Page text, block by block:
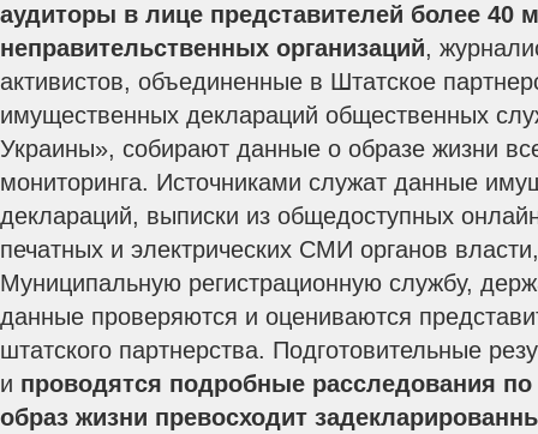
аудиторы в лице представителей более 40
неправительственных организаций,
активистов, объединенные в Штатское
имущественных деклараций общественных
Украины», собирают данные о образе жизни
мониторинга. Источниками служат данные
деклараций, выписки из общедоступных
печатных и электрических СМИ органов
Муниципальную регистрационную службу,
данные проверяются и оцениваются
штатского партнерства. Подготовительные
и проводятся подробные расследования
образ жизни превосходит